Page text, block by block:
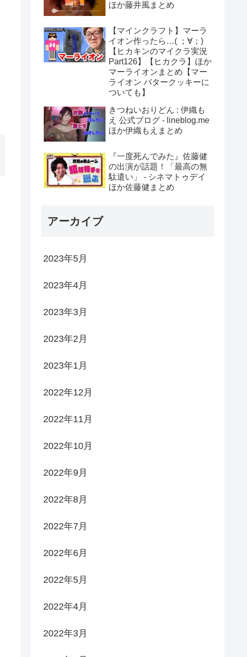
ほか藤井風まとめ
【マインクラフト】マーラ
イオン作ったら…( ；∀；)
【ヒカキンのマイクラ実況
Part126】【ヒカクラ】ほか
マーライオンまとめ【マー
ライオン バタークッキーに
ついても】
きつねいおりどん : 伊織も
え 公式ブログ - lineblog.me
ほか伊織もえまとめ
『一度死んでみた』佐藤健
の出演が話題！「最高の無
駄遣い」 - シネマトゥデイ
ほか佐藤健まとめ
アーカイブ
2023年5月
2023年4月
2023年3月
2023年2月
2023年1月
2022年12月
2022年11月
2022年10月
2022年9月
2022年8月
2022年7月
2022年6月
2022年5月
2022年4月
2022年3月